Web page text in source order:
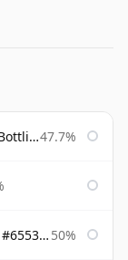
47.7%
Laing 50%